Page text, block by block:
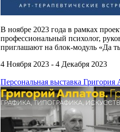
В ноябре 2023 года в рамках
профессиональный психолог,
приглашают на блок-модуль «Да
4 Ноября 2023 - 4 Декабря 2023
Персональная выставка Григория